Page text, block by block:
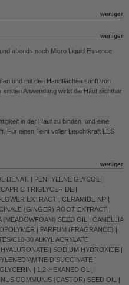
abends nach Micro Liquid Essence
und mit den Handflächen sanft von
Anwendung wirkt die Haut sichtbar
in der Haut zu binden, und eine
Für einen Teint voller Leuchtkraft LES
DENAT. | PENTYLENE GLYCOL |
TRIGLYCERIDE |
EXTRACT | CERAMIDE NP |
(GINGER) ROOT EXTRACT |
(MEADOWFOAM) SEED OIL | CAMELLIA
| PARFUM (FRAGRANCE) |
C10-30 ALKYL ACRYLATE
| SODIUM HYDROXIDE |
DISUCCINATE |
| 1,2-HEXANEDIOL |
COMMUNIS (CASTOR) SEED OIL |